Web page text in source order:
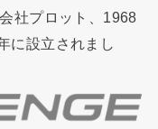
社プロット、1968
に設立されまし